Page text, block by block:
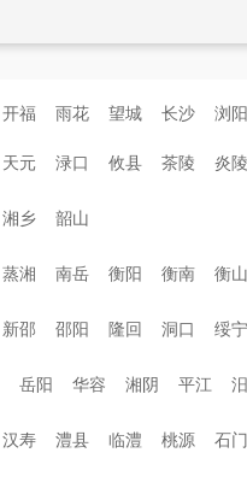
开福 雨花 望城 长沙 浏阳
天元 渌口 攸县 茶陵 炎陵
湘乡 韶山
蒸湘 南岳 衡阳 衡南 衡山
新邵 邵阳 隆回 洞口 绥宁
岳阳 华容 湘阴 平江
汉寿 澧县 临澧 桃源 石门